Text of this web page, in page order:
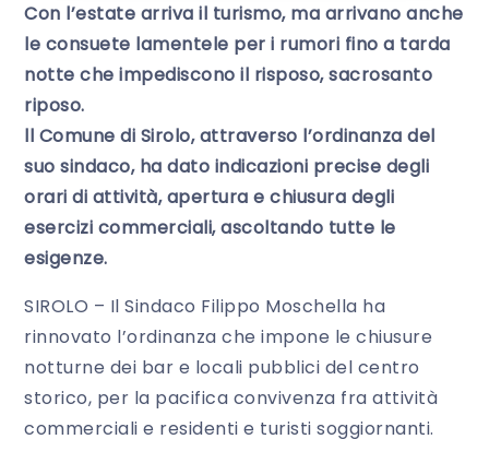
Con l’estate arriva il turismo, ma arrivano anche
le consuete lamentele per i rumori fino a tarda
notte che impediscono il risposo, sacrosanto
riposo.
ll Comune di Sirolo, attraverso l’ordinanza del
suo sindaco, ha dato indicazioni precise degli
orari di attività, apertura e chiusura degli
esercizi commerciali, ascoltando tutte le
esigenze.
SIROLO – Il Sindaco Filippo Moschella ha
rinnovato l’ordinanza che impone le chiusure
notturne dei bar e locali pubblici del centro
storico, per la pacifica convivenza fra attività
commerciali e residenti e turisti soggiornanti.